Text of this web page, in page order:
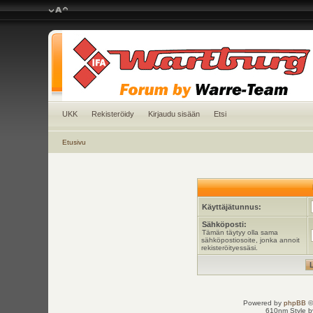
UKK Rekisteröidy Kirjaudu sisään Etsi
Etusivu
Käyttäjätunnus:
Sähköposti:
Tämän täytyy olla sama
sähköpostiosoite, jonka annoit
rekisteröityessäsi.
Powered by phpBB
610nm Style